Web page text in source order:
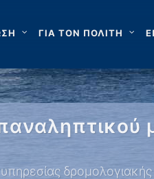
ΓΙΑ ΤΟΝ ΠΟΛΙΤΗ